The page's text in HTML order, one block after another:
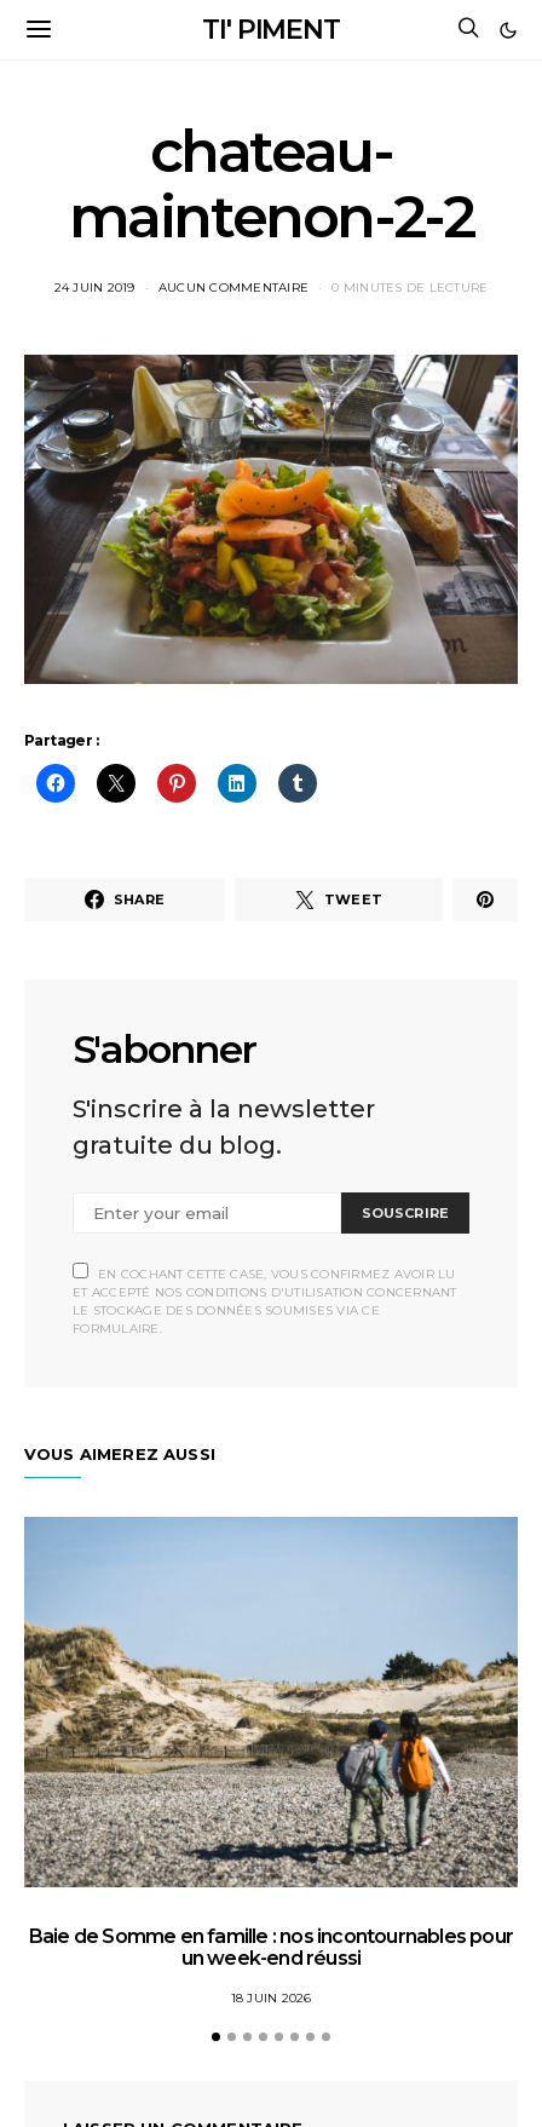
TI' PIMENT
chateau-
maintenon-2-2
24 JUIN 2019 AUCUN COMMENTAIRE 0 MINUTES DE LECTURE
Partager :
SHARE TWEET
S'abonner
S'inscrire à la newsletter
gratuite du blog.
SOUSCRIRE
EN COCHANT CETTE CASE, VOUS CONFIRMEZ AVOIR LU
ET ACCEPTÉ NOS CONDITIONS D'UTILISATION CONCERNANT
LE STOCKAGE DES DONNÉES SOUMISES VIA CE
FORMULAIRE.
VOUS AIMEREZ AUSSI
Baie de Somme en famille : nos incontournables pour
un week-end réussi
18 JUIN 2026